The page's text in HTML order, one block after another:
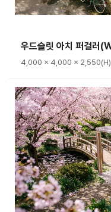
4,000 × 4,000 × 2,550(H)